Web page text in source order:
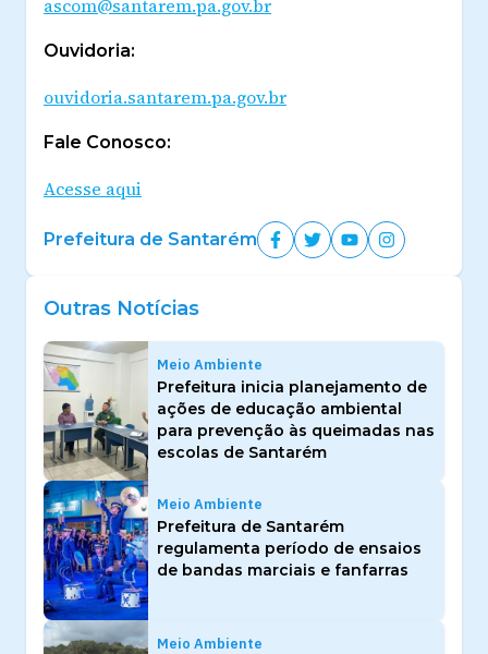
ascom@santarem.pa.gov.br
Ouvidoria:
ouvidoria.santarem.pa.gov.br
Fale Conosco:
Acesse aqui
Prefeitura de Santarém
Outras Notícias
Meio Ambiente
Prefeitura inicia planejamento de
ações de educação ambiental
para prevenção às queimadas nas
escolas de Santarém
Meio Ambiente
Prefeitura de Santarém
regulamenta período de ensaios
de bandas marciais e fanfarras
Meio Ambiente